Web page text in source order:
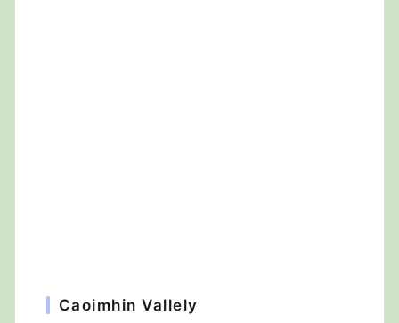
Caoimhin Vallely